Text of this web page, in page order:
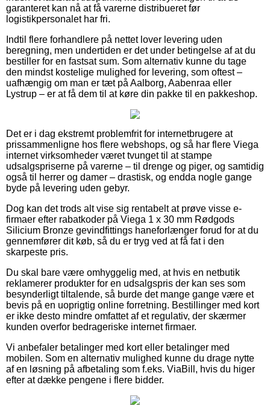
garanteret kan nå at få varerne distribueret før
logistikpersonalet har fri.
Indtil flere forhandlere på nettet lover levering uden
beregning, men undertiden er det under betingelse af at du
bestiller for en fastsat sum. Som alternativ kunne du tage
den mindst kostelige mulighed for levering, som oftest –
uafhængig om man er tæt på Aalborg, Aabenraa eller
Lystrup – er at få dem til at køre din pakke til en pakkeshop.
Det er i dag ekstremt problemfrit for internetbrugere at
prissammenligne hos flere webshops, og så har flere Viega
internet virksomheder været tvunget til at stampe
udsalgspriserne på varerne – til drenge og piger, og samtidig
også til herrer og damer – drastisk, og endda nogle gange
byde på levering uden gebyr.
Dog kan det trods alt vise sig rentabelt at prøve visse e-
firmaer efter rabatkoder på Viega 1 x 30 mm Rødgods
Silicium Bronze gevindfittings haneforlænger forud for at du
gennemfører dit køb, så du er tryg ved at få fat i den
skarpeste pris.
Du skal bare være omhyggelig med, at hvis en netbutik
reklamerer produkter for en udsalgspris der kan ses som
besynderligt tiltalende, så burde det mange gange være et
bevis på en uoprigtig online forretning. Bestillinger med kort
er ikke desto mindre omfattet af et regulativ, der skærmer
kunden overfor bedrageriske internet firmaer.
Vi anbefaler betalinger med kort eller betalinger med
mobilen. Som en alternativ mulighed kunne du drage nytte
af en løsning på afbetaling som f.eks. ViaBill, hvis du higer
efter at dække pengene i flere bidder.